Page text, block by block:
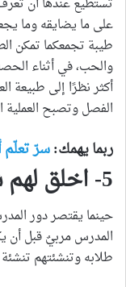
على ما يضايقه وما
طيبة تجمعكما تمكن
والحب، في أثناء
أكثر نظرًا إلى طبيعة
الفصل وتصبح العملية
ربما يهمك:سرّ تعلّم
5- اخلق لهم شغفًا
حينما يقتصر دور
المدرس مربيٌ قبل
طلابه وتنشئتهم